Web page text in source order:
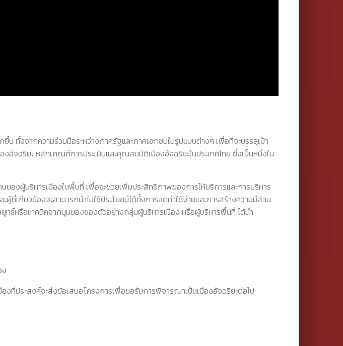
ทั้งจากความร่วมมือระหว่างภาครัฐและภาคเอกชนในรูปแบบต่างๆ เพื่อที่จะบรรลุเป้า
ฉริยะ หลักเกณฑ์การประเมินและคุณสมบัติเมืองอัจฉริยะในประเทศไทย ซึ่งเป็นหนึ่งใน
องผู้บริหารเมืองในพื้นที่ เพื่อจะช่วยเพิ่มประสิทธิภาพของการให้บริการและการบริหาร
กี่ยวข้องจะสามารถนำไปใช้ประโยชน์ได้ทั้งการลดค่าใช้จ่ายและการสร้างความมีส่วน
ธ์หรือเทคนิคจากมุมมองของตัวอย่างกลุ่มผู้บริหารเมือง หรือผู้บริหารพื้นที่ ได้นำ
ที่ประสงค์จะส่งข้อเสนอโครงการเพื่อขอรับการพิจารณาเป็นเมืองอัจฉริยะต่อไป